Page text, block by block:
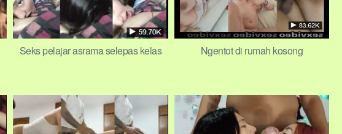
Seks pelajar asrama selepas kelas Ngentot di rumah kosong